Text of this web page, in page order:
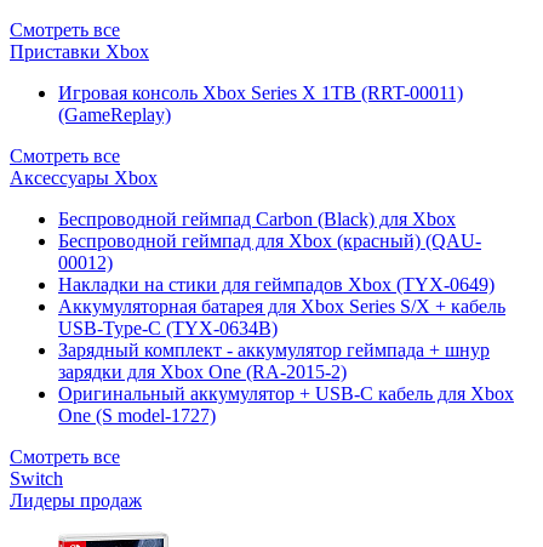
Смотреть все
Приставки Xbox
Игровая консоль Xbox Series X 1TB (RRT-00011)
(GameReplay)
Смотреть все
Аксессуары Xbox
Беспроводной геймпад Carbon (Black) для Xbox
Беспроводной геймпад для Xbox (красный) (QAU-
00012)
Накладки на стики для геймпадов Xbox (TYX-0649)
Аккумуляторная батарея для Xbox Series S/X + кабель
USB-Type-C (TYX-0634B)
Зарядный комплект - аккумулятор геймпада + шнур
зарядки для Xbox One (RA-2015-2)
Оригинальный аккумулятор + USB-C кабель для Xbox
One (S model-1727)
Смотреть все
Switch
Лидеры продаж